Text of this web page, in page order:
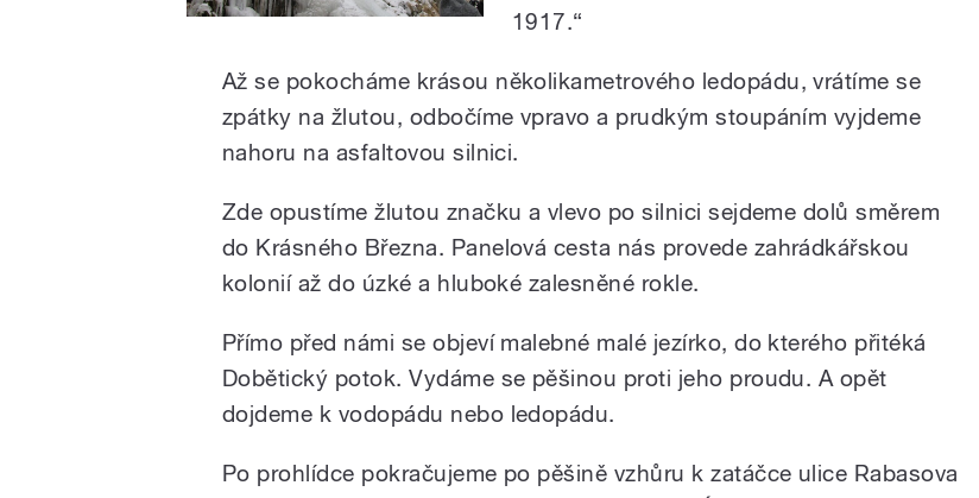
1917.“
Až se pokocháme krásou několikametrového ledopádu, vrátíme se
zpátky na žlutou, odbočíme vpravo a prudkým stoupáním vyjdeme
nahoru na asfaltovou silnici.
Zde opustíme žlutou značku a vlevo po silnici sejdeme dolů směrem
do Krásného Března. Panelová cesta nás provede zahrádkářskou
kolonií až do úzké a hluboké zalesněné rokle.
Přímo před námi se objeví malebné malé jezírko, do kterého přitéká
Dobětický potok. Vydáme se pěšinou proti jeho proudu. A opět
dojdeme k vodopádu nebo ledopádu.
Po prohlídce pokračujeme po pěšině vzhůru k zatáčce ulice Rabasova